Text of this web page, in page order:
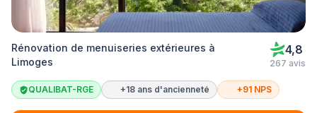
Rénovation de menuiseries extérieures à
Limoges
4,8
267 avis
QUALIBAT-RGE +18 ans d'ancienneté +91 NPS